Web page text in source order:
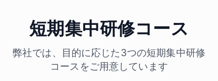
短期集中研修コース
弊社では、目的に応じた3つの短期集中研修
コースをご用意しています